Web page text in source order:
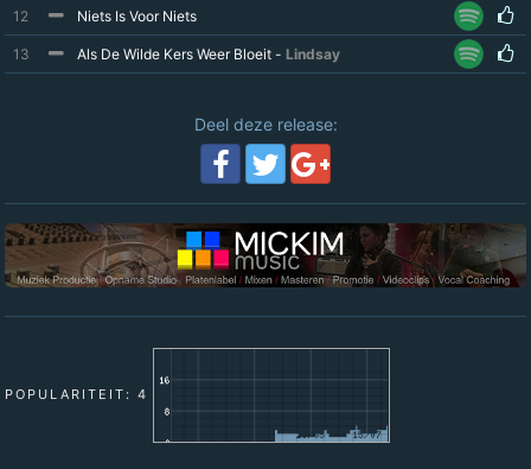
12 Niets Is Voor Niets
13 Als De Wilde Kers Weer Bloeit - Lindsay
Deel deze release:
POPULARITEIT: 4